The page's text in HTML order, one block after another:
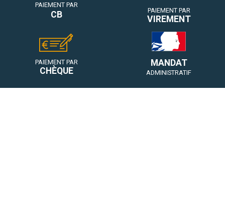
PAIEMENT PAR
CB PAIEMENT PAR
VIREMENT
PAIEMENT PAR
CHÈQUE
MANDAT
ADMINISTRATIF